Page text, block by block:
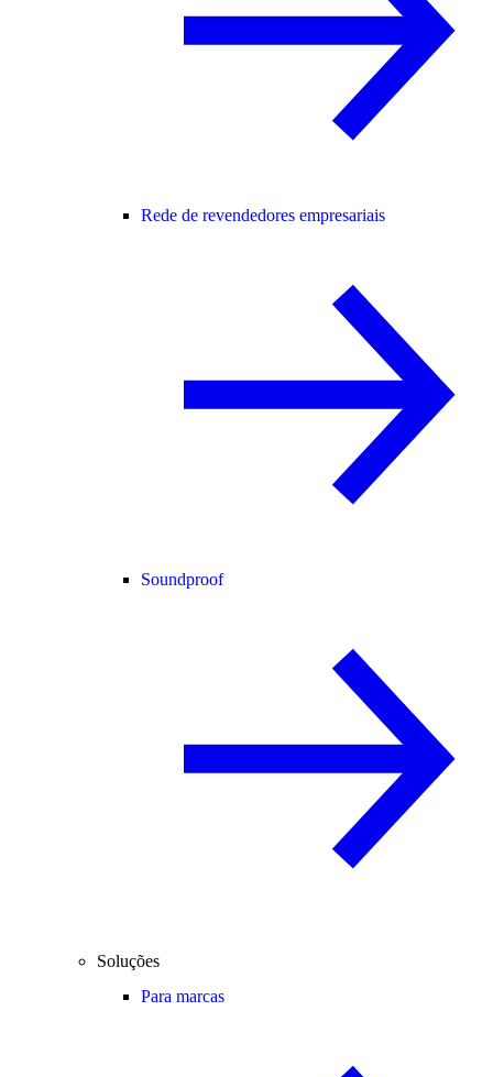
Rede de revendedores empresariais
Soundproof
Soluções
Para marcas